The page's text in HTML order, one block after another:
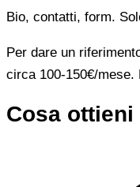
Bio, contatti, form.
Per dare un
circa 100-150€/mese.
Cosa